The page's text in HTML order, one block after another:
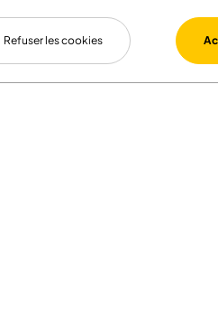
Refuser les cookies